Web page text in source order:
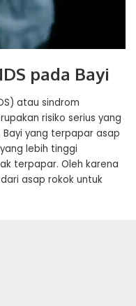
pada Bayi
atau sindrom
risiko serius yang
yang terpapar asap
lebih tinggi
terpapar. Oleh karena
asap rokok untuk